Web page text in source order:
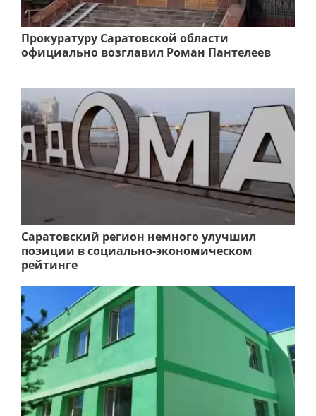
Прокуратуру Саратовской области
официально возглавил Роман Пантелеев
Саратовский регион немного улучшил
позиции в социально-экономическом
рейтинге